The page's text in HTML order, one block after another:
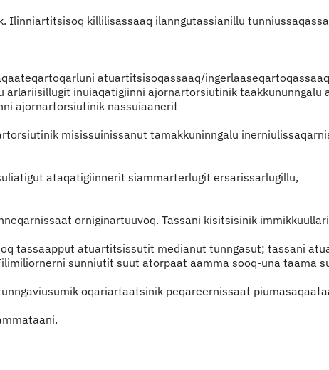
Ilinniartitsisoq killilisassaaq ilanngutassianillu
atuartitsisoqassaaq/
inuiaqatigiinni ajornartorsiutinik taakkununngalu
ajornartorsiutinik nassuiaanerit
misissuinissanut tamakkuninngalu
ataqatigiinnerit siammarterlugit ersarissarlugillu,
orniginartuuvoq. Tassani kisitsisinik
tassaapput atuartitsissutit medianut tunngasut; tassani
sunniutit suut atorpaat aamma sooq-una taama
oqariartaatsinik peqareernissaat